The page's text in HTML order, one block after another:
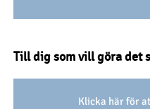
Till dig som vill göra det
Klicka här för